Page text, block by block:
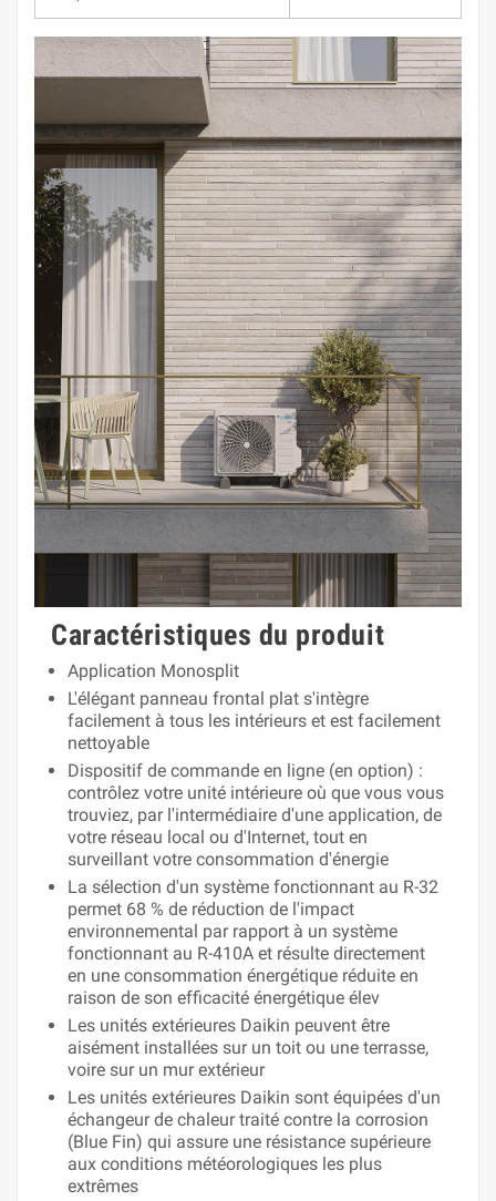
Caractéristiques du produit
Application Monosplit
L'élégant panneau frontal plat s'intègre
facilement à tous les intérieurs et est facilement
nettoyable
Dispositif de commande en ligne (en option) ‎:
contrôlez votre unité intérieure où que vous vous
trouviez, par l'intermédiaire d'une application, de
votre réseau local ou d'Internet, tout en
surveillant votre consommation d'énergie
La sélection d'un système fonctionnant au R-32
permet 68 % de réduction de l'impact
environnemental par rapport à un système
fonctionnant au R-410A et résulte directement
en une consommation énergétique réduite en
raison de son efficacité énergétique élev
Les unités extérieures Daikin peuvent être
aisément installées sur un toit ou une terrasse,
voire sur un mur extérieur
Les unités extérieures Daikin sont équipées d'un
échangeur de chaleur traité contre la corrosion
(Blue Fin) qui assure une résistance supérieure
aux conditions météorologiques les plus
extrêmes